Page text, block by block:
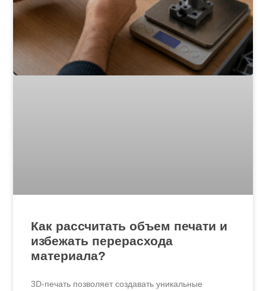
Как рассчитать объем печати и
избежать перерасхода
материала?
3D-печать позволяет создавать уникальные